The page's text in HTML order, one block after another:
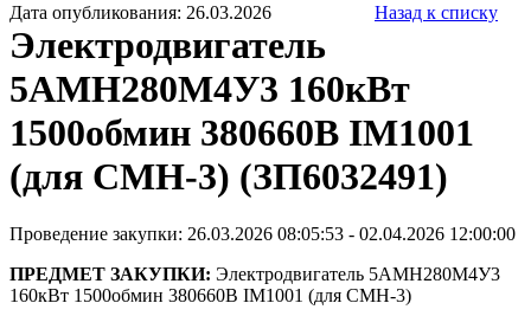
Дата опубликования: 26.03.2026 Назад к списку
Электродвигатель
5АМН280M4У3 160кВт
1500обмин 380660В IM1001
(для СМН-3) (ЗП6032491)
Проведение закупки: 26.03.2026 08:05:53 - 02.04.2026 12:00:00
ПРЕДМЕТ ЗАКУПКИ: Электродвигатель 5АМН280M4У3
160кВт 1500обмин 380660В IM1001 (для СМН-3)